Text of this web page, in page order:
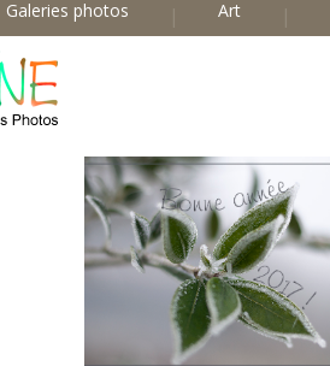
Galeries photos Art